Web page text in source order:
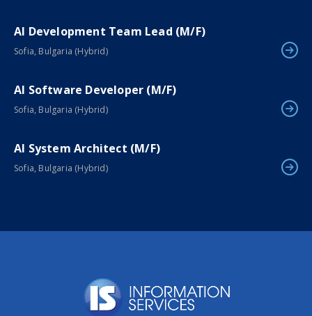
AI Development Team Lead (M/F)
Sofia, Bulgaria (Hybrid)
AI Software Developer (M/F)
Sofia, Bulgaria (Hybrid)
AI System Architect (M/F)
Sofia, Bulgaria (Hybrid)